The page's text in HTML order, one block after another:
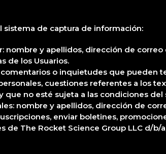
de captura de información:
nombre y apellidos, dirección de correo
de los Usuarios.
o inquietudes que pueden
cuestiones referentes a los
no esté sujeta a las condiciones del
nombre y apellidos, dirección de
enviar boletines,
de The Rocket Science Group LLC d/b/